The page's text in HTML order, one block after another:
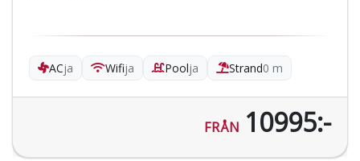
ACja Wifija Poolja Strand0 m
FRÅN 10995:-